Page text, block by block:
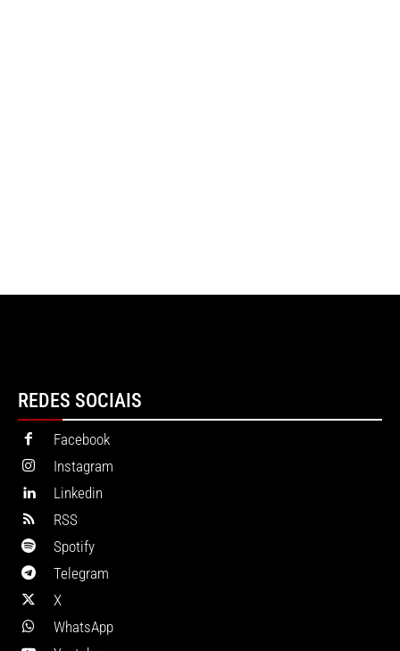
REDES SOCIAIS
Facebook
Instagram
Linkedin
RSS
Spotify
Telegram
X
WhatsApp